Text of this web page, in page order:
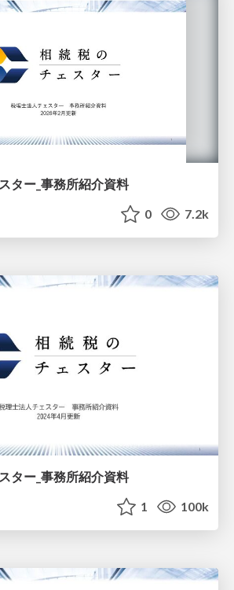
ター_事務所紹介資料
0 7.2k
ター_事務所紹介資料
1 100k